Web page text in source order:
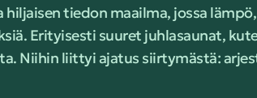
tiedon maailma, jossa
Erityisesti suuret juhlasaunat,
Niihin liittyi ajatus siirtymästä: